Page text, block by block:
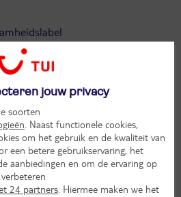
Citadines Trafalgar Square ligt op
Niet alleen van Trafalgar Square,
Abbey, maar ook Covent
Oxford Street en St. James Park
de kerk van St. Martins in the Fields,
gegeven. Dat mag je niet missen.
en je dag kan niet meer stuk. Na
verwennen in het restaurant van
maak je je op voor een heerlijke
er weer een nieuwe dag in het
jouw privacy
soorten
. Naast functionele cookies,
om het gebruik en de kwaliteit van
een betere gebruikservaring, het
aanbiedingen en om de ervaring op
24 partners . Hiermee maken we het